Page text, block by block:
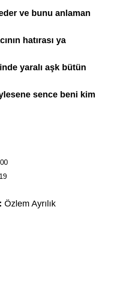
ve bunu anlaman
hatırası ya
yaralı aşk bütün
sence beni kim
Özlem Ayrılık